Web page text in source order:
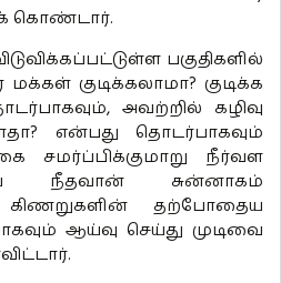
கொண்டார்.
பகுதிகளில்
குடிக்கலாமா? குடிக்க
அவற்றில் கழிவு
என்பது தொடர்பாகவும்
சமர்ப்பிக்குமாறு நீர்வள
நீதவான் சுன்னாகம்
கிணறுகளின் தற்போதைய
ஆய்வு செய்து முடிவை